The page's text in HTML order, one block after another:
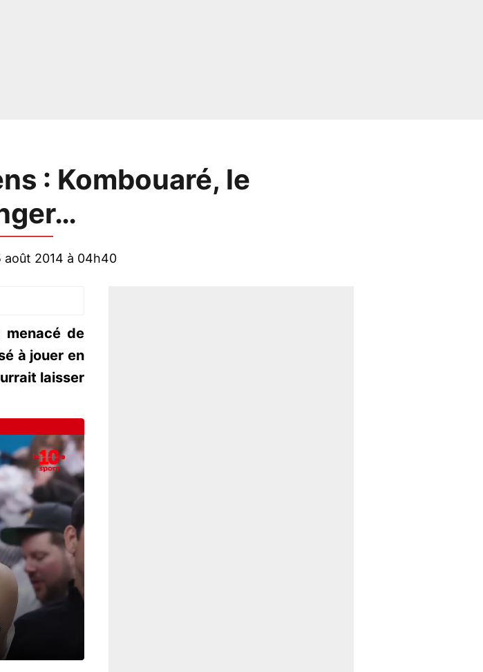
: Kombouaré, le
août 2014 à 04h40
menacé de
à jouer en
laisser